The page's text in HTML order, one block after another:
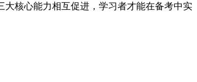
核心能力相互促进，学习者才能在备考中实